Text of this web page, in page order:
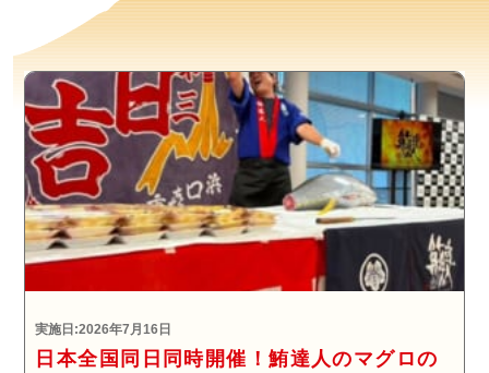
実施日:2026年7月16日
日本全国同日同時開催！鮪達人のマグロの